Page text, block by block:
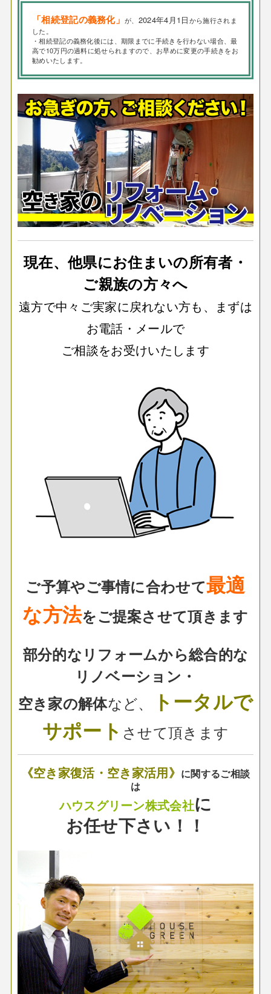
「相続登記の義務化」が、 2024年4月1日から施行されま
した。
・相続登記の義務化後には、期限までに手続きを行わない場合、最
高で10万円の過料に処せられますので、お早めに変更の手続きをお
勧めいたします。
現在、他県にお住まいの所有者・
ご親族の方々へ
遠方で中々ご実家に戻れない方も、まずは
お電話・メールで
ご相談をお受けいたします
ご予算やご事情に合わせて最適
な方法をご提案させて頂きます
部分的なリフォームから総合的な
リノベーション・
空き家の解体など、
トータルで
サポート させて頂きます
《空き家復活・空き家活用》 に関するご相談
は
ハウスグリーン株式会社に
お任せ下さい！！